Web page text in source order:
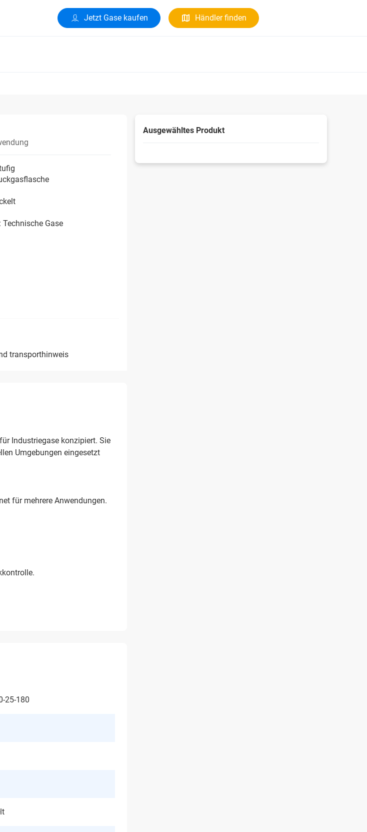
Jetzt Gase kaufen Händler finden
Gase
transporthinweis
Industriegase konzipiert. Sie
Umgebungen eingesetzt
für mehrere Anwendungen.
25-180
Ausgewähltes Produkt